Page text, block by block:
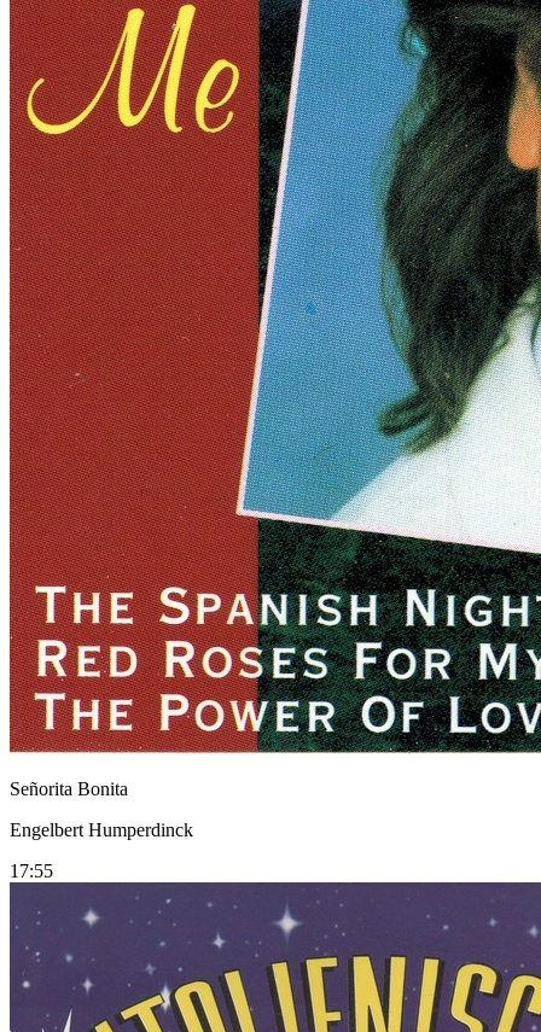
Señorita Bonita
Engelbert Humperdinck
17:55